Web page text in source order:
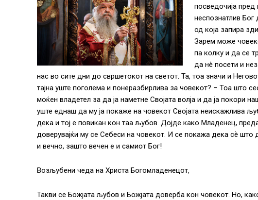
посведочија
неспознатлив Бог
од која запира
Зарем може
па колку и да се
да нè посети и
нас во сите дни до свршетокот на светот. Та, тоа значи и
тајна уште поголема и понеразбирлива за човекот? – Тоа што
моќен владетел за да ја наметне Својата волја и да ја покори
уште еднаш да му ја покаже на човекот Својата неискажлива
дека и тој е повикан кон таа љубов. Дојде како Младенец,
доверувајќи му се Себеси на човекот. И се покажа дека сѐ
и вечно, зашто вечен е и самиот Бог!
Возљубени чеда на Христа Богомладенецот,
Такви се Божјата љубов и Божјата доверба кон човекот. Но,